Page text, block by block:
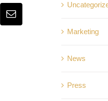
Email
Marketing
News
Press